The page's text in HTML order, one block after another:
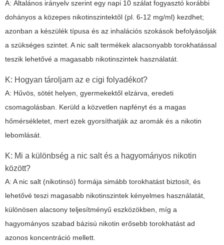
A: Általános irányelv szerint egy napi 10 szálat fogyasztó korábbi
dohányos a közepes nikotinszintektől (pl. 6-12 mg/ml) kezdhet;
azonban a készülék típusa és az inhalációs szokások befolyásolják
a szükséges szintet. A nic salt termékek alacsonyabb torokhatással
teszik lehetővé a magasabb nikotinszintek használatát.
K: Hogyan tároljam az e cigi folyadékot?
A: Hűvös, sötét helyen, gyermekektől elzárva, eredeti
csomagolásban. Kerüld a közvetlen napfényt és a magas
hőmérsékletet, mert ezek gyorsíthatják az aromák és a nikotin
lebomlását.
K: Mi a különbség a nic salt és a hagyományos nikotin
között?
A: A nic salt (nikotinsó) formája simább torokhatást biztosít, és
lehetővé teszi magasabb nikotinszintek kényelmes használatát,
különösen alacsony teljesítményű eszközökben, míg a
hagyományos szabad bázisú nikotin erősebb torokhatást ad
azonos koncentráció mellett.